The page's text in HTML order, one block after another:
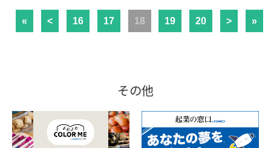
« < 16 17 18 19 20 > »
その他